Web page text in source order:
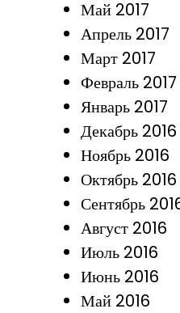
Май 2017
Апрель 2017
Март 2017
Февраль 2017
Январь 2017
Декабрь 2016
Ноябрь 2016
Октябрь 2016
Сентябрь
Август 2016
Июль 2016
Июнь 2016
Май 2016